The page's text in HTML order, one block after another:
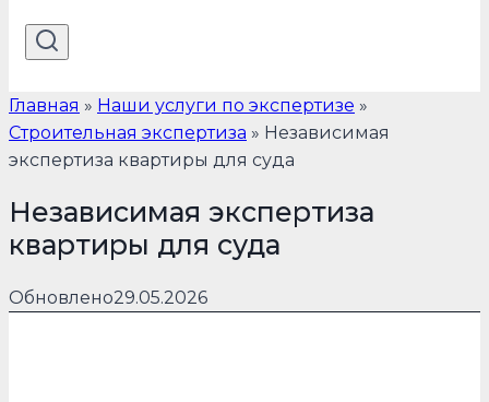
Главная » Наши услуги по экспертизе »
Строительная экспертиза » Независимая
экспертиза квартиры для суда
Независимая экспертиза
квартиры для суда
Обновлено29.05.2026